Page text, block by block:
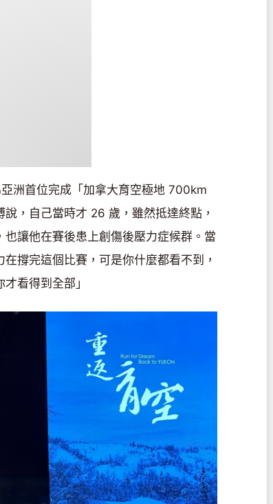
洲首位完成「加拿大育空極地 700km
，自己當時才 26 歲，雖然抵達終點，
讓他在賽後患上創傷後壓力症候群。當
撐完這個比賽，可是你什麼都看不到，
看得到全部」